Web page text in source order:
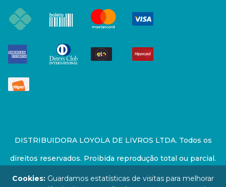
DISTRIBUIDORA LOYOLA DE LIVROS LTDA. Todos os
direitos reservados. Proibida reprodução total ou parcial.
Preços e estoque sujeito a alterações sem aviso prévio.
Cookies: Guardamos estatísticas de visitas para melhorar